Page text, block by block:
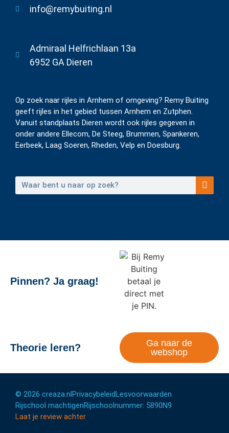
info@remybuiting.nl
Admiraal Helfrichlaan 13a
6952 GA Dieren
Op zoek naar rijles in Arnhem of omgeving? Remy Buiting
geeft rijles in het gebied tussen Arnhem en Zutphen.
Vanuit standplaats Dieren wordt ook rijles gegeven in
onder andere Ellecom, De Steeg, Brummen, Spankeren,
Eerbeek, Laag Soeren, Rheden, Velp en Doesburg.
Pinnen? Ja graag!
Theorie leren?
Ga naar de
webshop
© 2026 creaza.nlPrivacybeleidLesvoorwaarden
Rijschool machtigenRijschoolnummer: 5890N9
Laat je review achter